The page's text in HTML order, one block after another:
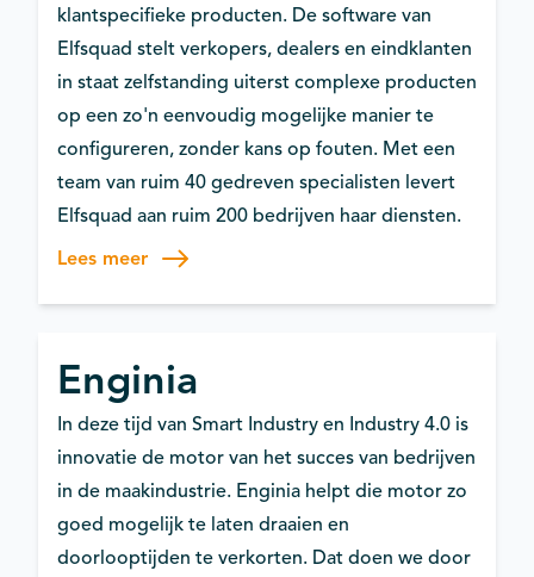
klantspecifieke producten. De software van
Elfsquad stelt verkopers, dealers en eindklanten
in staat zelfstanding uiterst complexe producten
op een zo'n eenvoudig mogelijke manier te
configureren, zonder kans op fouten. Met een
team van ruim 40 gedreven specialisten levert
Elfsquad aan ruim 200 bedrijven haar diensten.
Lees meer
Enginia
In deze tijd van Smart Industry en Industry 4.0 is
innovatie de motor van het succes van bedrijven
in de maakindustrie. Enginia helpt die motor zo
goed mogelijk te laten draaien en
doorlooptijden te verkorten. Dat doen we door